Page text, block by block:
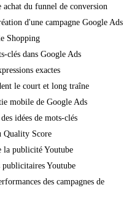
du funnel de conversion
d'une campagne Google Ads
Shopping
clés dans Google Ads
exactes
le court et long traîne
mobile de Google Ads
idées de mots-clés
Quality Score
la publicité Youtube
Youtube
des campagnes de